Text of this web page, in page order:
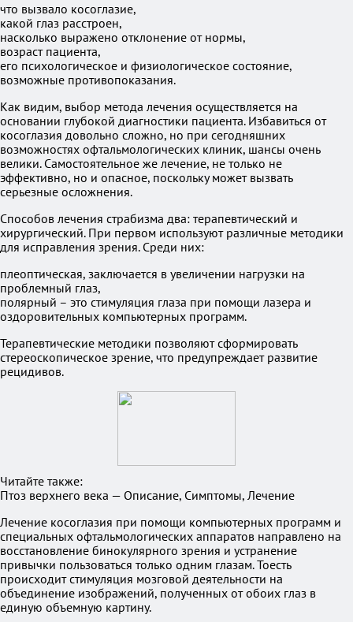
что вызвало косоглазие,
какой глаз расстроен,
насколько выражено отклонение от нормы,
возраст пациента,
его психологическое и физиологическое состояние,
возможные противопоказания.
Как видим, выбор метода лечения осуществляется на
основании глубокой диагностики пациента. Избавиться от
косоглазия довольно сложно, но при сегодняшних
возможностях офтальмологических клиник, шансы очень
велики. Самостоятельное же лечение, не только не
эффективно, но и опасное, поскольку может вызвать
серьезные осложнения.
Способов лечения страбизма два: терапевтический и
хирургический. При первом используют различные методики
для исправления зрения. Среди них:
плеоптическая, заключается в увеличении нагрузки на
проблемный глаз,
полярный – это стимуляция глаза при помощи лазера и
оздоровительных компьютерных программ.
Терапевтические методики позволяют сформировать
стереоскопическое зрение, что предупреждает развитие
рецидивов.
Читайте также:
Птоз верхнего века — Описание, Симптомы, Лечение
Лечение косоглазия при помощи компьютерных программ и
специальных офтальмологических аппаратов направлено на
восстановление бинокулярного зрения и устранение
привычки пользоваться только одним глазам. Тоесть
происходит стимуляция мозговой деятельности на
объединение изображений, полученных от обоих глаз в
единую объемную картину.